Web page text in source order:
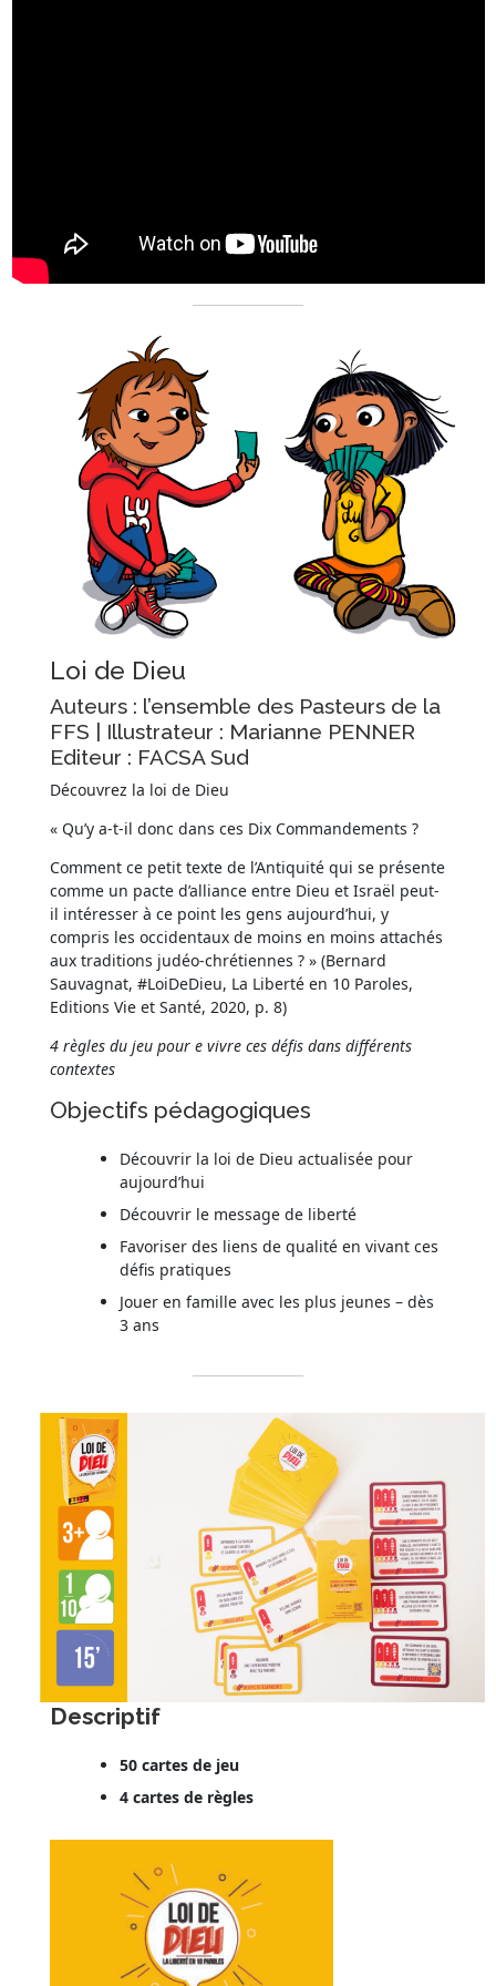
Loi de Dieu
Auteurs : l’ensemble des Pasteurs de la
FFS | Illustrateur : Marianne PENNER
Editeur : FACSA Sud
Découvrez la loi de Dieu
« Qu’y a-t-il donc dans ces Dix Commandements ?
Comment ce petit texte de l’Antiquité qui se présente
comme un pacte d’alliance entre Dieu et Israël peut-
il intéresser à ce point les gens aujourd’hui, y
compris les occidentaux de moins en moins attachés
aux traditions judéo-chrétiennes ? » (Bernard
Sauvagnat, #LoiDeDieu, La Liberté en 10 Paroles,
Editions Vie et Santé, 2020, p. 8)
4 règles du jeu pour e vivre ces défis dans différents
contextes
Objectifs pédagogiques
Découvrir la loi de Dieu actualisée pour
aujourd’hui
Découvrir le message de liberté
Favoriser des liens de qualité en vivant ces
défis pratiques
Jouer en famille avec les plus jeunes – dès
3 ans
Descriptif
50 cartes de jeu
4 cartes de règles